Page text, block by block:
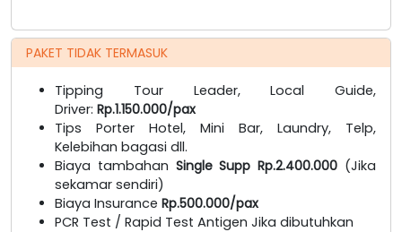
PAKET TIDAK TERMASUK
Tipping Tour Leader, Local Guide,
Driver: Rp.1.150.000/pax
Tips Porter Hotel, Mini Bar, Laundry, Telp,
Kelebihan bagasi dll.
Biaya tambahan Single Supp Rp.2.400.000 (Jika
sekamar sendiri)
Biaya Insurance Rp.500.000/pax
PCR Test / Rapid Test Antigen Jika dibutuhkan